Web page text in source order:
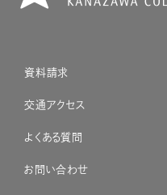
資料請求
交通アクセス
よくある質問
お問い合わせ